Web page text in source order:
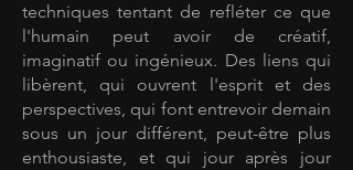
techniques tentant de refléter ce que
l'humain peut avoir de créatif,
imaginatif ou ingénieux. Des liens qui
libèrent, qui ouvrent l'esprit et des
perspectives, qui font entrevoir demain
sous un jour différent, peut-être plus
enthousiaste, et qui jour après jour